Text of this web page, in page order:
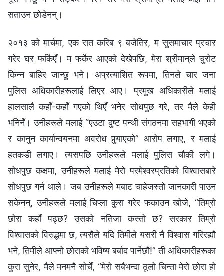
सताउन छोडेनन्।
२०१३ को मार्चमा, एक रात करिब ९ बजेतिर, म सुसमाचार प्रचार
गरेर घर फर्किएँ। म फर्केर आएको देखेपछि, मेरा श्रीमान्‌ले चुरोट
किन्न बाहिर जान्छु भने। अप्रत्याशित रूपमा, तिनले चार जना
पुलिस अधिकारीहरूलाई लिएर आए। प्रमुख अधिकारीले मलाई
हालसालै कहाँ-कहाँ गएको थिएँ भनेर सोधपुछ गरे, तर मैले केही
भनिनँ। उनीहरूले मलाई “एउटा दुष्ट पन्थी संगठनमा सहभागी भएको
र कानुन कार्यान्वयनमा अवरोध पुर्‍याएको” आरोप लगाए, र मलाई
हतकडी लगाए। त्यसपछि उनीहरूले मलाई पुलिस चौकी लगे।
सोधपुछ कक्षमा, उनीहरूले मलाई मेरो परमेश्‍वरप्रतिको विश्वासबारे
सोधपुछ गर्न थाले। जब उनीहरूले मबाट चाहेजस्तो जानकारी पाउन
सकेनन्, उनीहरूले मलाई चिप्ला कुरा गरेर फकाउन खोजे, “तिम्रो
छोरा कहाँ पढ्छ? उसको नतिजा कस्तो छ? सरकार तिम्रो
विश्वासको विरुद्धमा छ, त्यसैले यदि तिमीले यसरी नै विश्वास गरिरह्यौ
भने, तिमीले आफ्नो छोराको भविष्य बर्बाद पार्नेछौ!” ती अधिकारीहरूका
कुरा सुनेर, मैले मनमनै सोचेँ, “मेरो सबैभन्दा ठूलो चिन्ता मेरो छोरा हो